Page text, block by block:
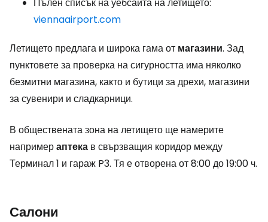
viennaairport.com
Летището предлага и широка гама от магазини. Зад
пунктовете за проверка на сигурността има няколко
безмитни магазина, както и бутици за дрехи, магазини
за сувенири и сладкарници.
В обществената зона на летището ще намерите
напримераптека в свързващия коридор между
Терминал 1 и гараж P3. Тя е отворена от 8:00 до 19:00 ч.
Салони